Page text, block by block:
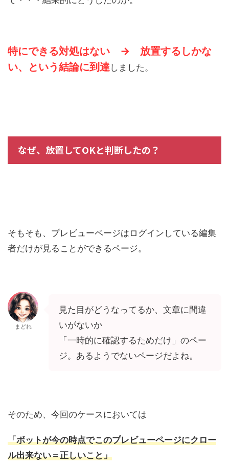
特にできる対処はない → 放置するしかな
い、という結論に到達しました。
なぜ、放置してOKと判断したの？
そもそも、プレビューページはログインしている編集
者だけが見ることができるページ。
まどれ
見た目がどうなってるか、文章に間違
いがないか
「一時的に確認するためだけ」のペー
ジ。あるようでないページだよね。
そのため、今回のケースにおいては
「ボットが今の時点でこのプレビューページにクロー
ル出来ない＝正しいこと」